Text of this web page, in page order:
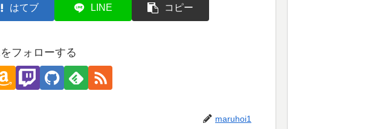
はてブ LINE コピー
フォローする
maruhoi1